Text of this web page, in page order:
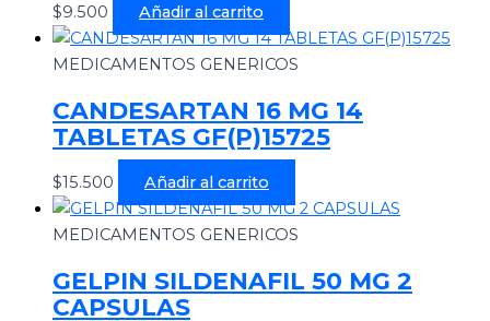
$9.500 Añadir al carrito
MEDICAMENTOS GENERICOS
CANDESARTAN 16 MG 14
TABLETAS GF(P)15725
$15.500 Añadir al carrito
MEDICAMENTOS GENERICOS
GELPIN SILDENAFIL 50 MG 2
CAPSULAS